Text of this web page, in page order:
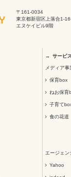
〒161-0034
東京都新宿区上落合1-
エヌケイビル9階
サービス
メディア事
保育box
ねお保育
子育て
食の花道
エージェン
Yahoo